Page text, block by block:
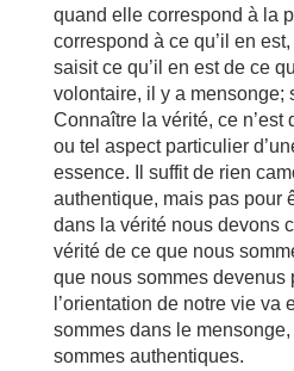
quand elle correspond à la
correspond à ce qu’il en
saisit ce qu’il en est de ce
volontaire, il y a mensonge;
Connaître la vérité, ce n’est
ou tel aspect particulier
essence. Il suffit de rien
authentique, mais pas pour
dans la vérité nous devons
vérité de ce que nous
que nous sommes devenus
l’orientation de notre vie va
sommes dans le
sommes authentiques.